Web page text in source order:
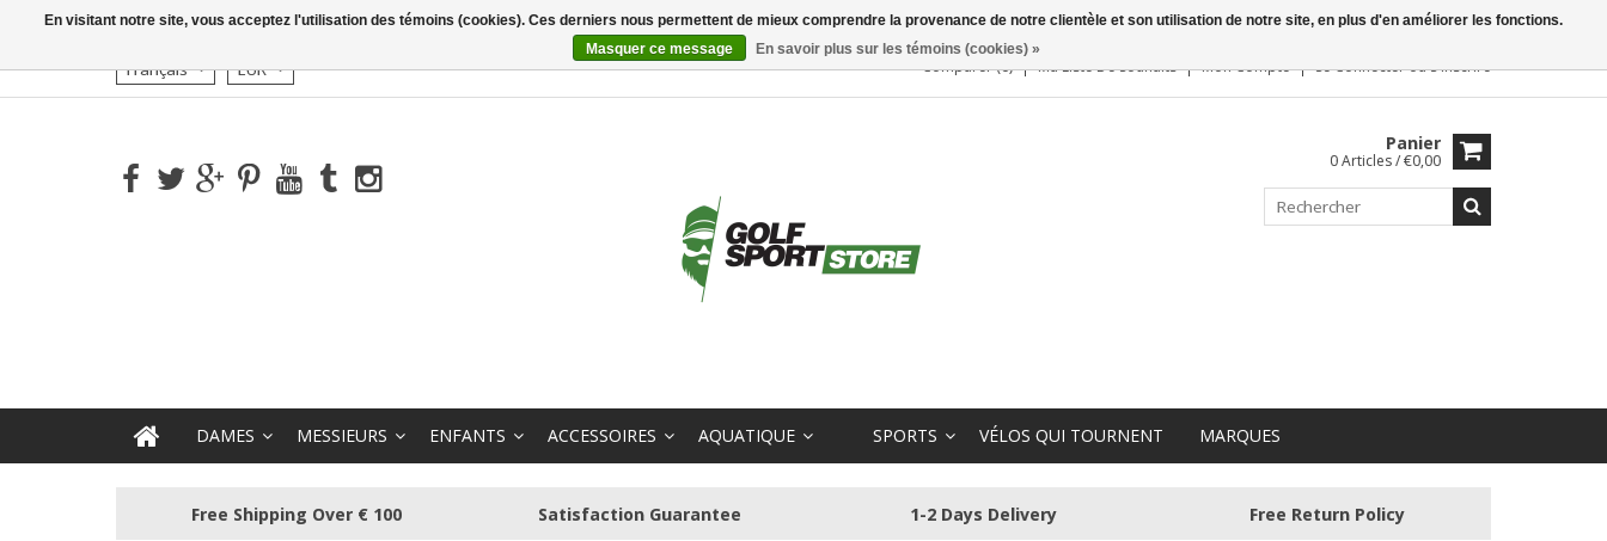
Français EUR Comparer (0) Ma Liste De Souhaits Mon Compte Se ConnecterouS'inscrire
Panier
0 Articles / €0,00
DAMES MESSIEURS ENFANTS ACCESSOIRES AQUATIQUE SPORTS VÉLOS QUI TOURNENT MARQUES
Free Shipping Over € 100 Satisfaction Guarantee 1-2 Days Delivery Free Return Policy
En visitant notre site, vous acceptez l'utilisation des témoins (cookies). Ces derniers nous permettent de mieux comprendre la provenance de notre clientèle et son utilisation de notre site, en plus d'en améliorer les fonctions.
Masquer ce message
En savoir plus sur les témoins (cookies) »